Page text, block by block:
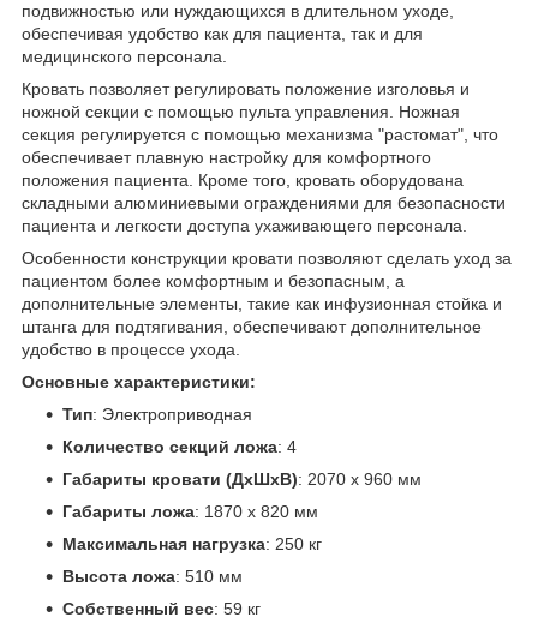
подвижностью или нуждающихся в длительном уходе,
обеспечивая удобство как для пациента, так и для
медицинского персонала.
Кровать позволяет регулировать положение изголовья и
ножной секции с помощью пульта управления. Ножная
секция регулируется с помощью механизма "растомат", что
обеспечивает плавную настройку для комфортного
положения пациента. Кроме того, кровать оборудована
складными алюминиевыми ограждениями для безопасности
пациента и легкости доступа ухаживающего персонала.
Особенности конструкции кровати позволяют сделать уход за
пациентом более комфортным и безопасным, а
дополнительные элементы, такие как инфузионная стойка и
штанга для подтягивания, обеспечивают дополнительное
удобство в процессе ухода.
Основные характеристики:
Тип: Электроприводная
Количество секций ложа: 4
Габариты кровати (ДхШхВ): 2070 x 960 мм
Габариты ложа: 1870 x 820 мм
Максимальная нагрузка: 250 кг
Высота ложа: 510 мм
Собственный вес: 59 кг